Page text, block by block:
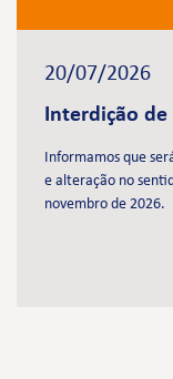
20/07/2026
Interdição de
Informamos que
e alteração no
novembro de 2026.